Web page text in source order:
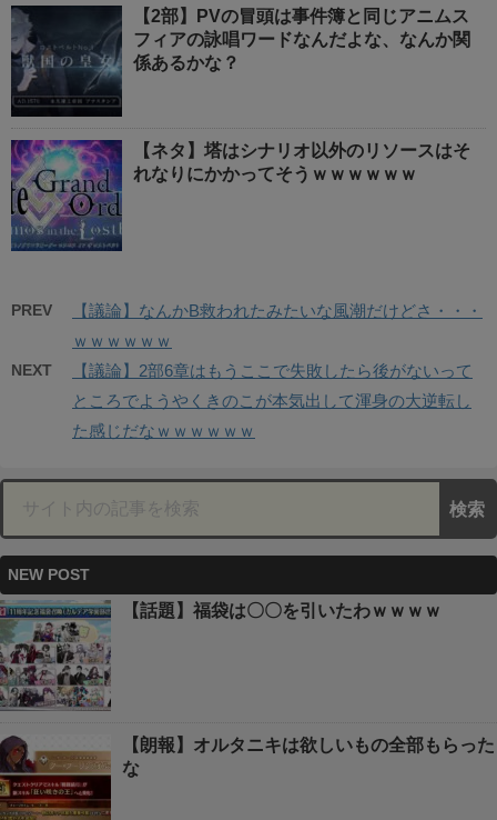
【2部】PVの冒頭は事件簿と同じアニムス
フィアの詠唱ワードなんだよな、なんか関
係あるかな？
【ネタ】塔はシナリオ以外のリソースはそ
れなりにかかってそうｗｗｗｗｗｗ
PREV
【議論】なんかB救われたみたいな風潮だけどさ・・・
ｗｗｗｗｗｗ
NEXT
【議論】2部6章はもうここで失敗したら後がないって
ところでようやくきのこが本気出して渾身の大逆転し
た感じだなｗｗｗｗｗｗ
NEW POST
【話題】福袋は〇〇を引いたわｗｗｗｗ
【朗報】オルタニキは欲しいもの全部もらった
な